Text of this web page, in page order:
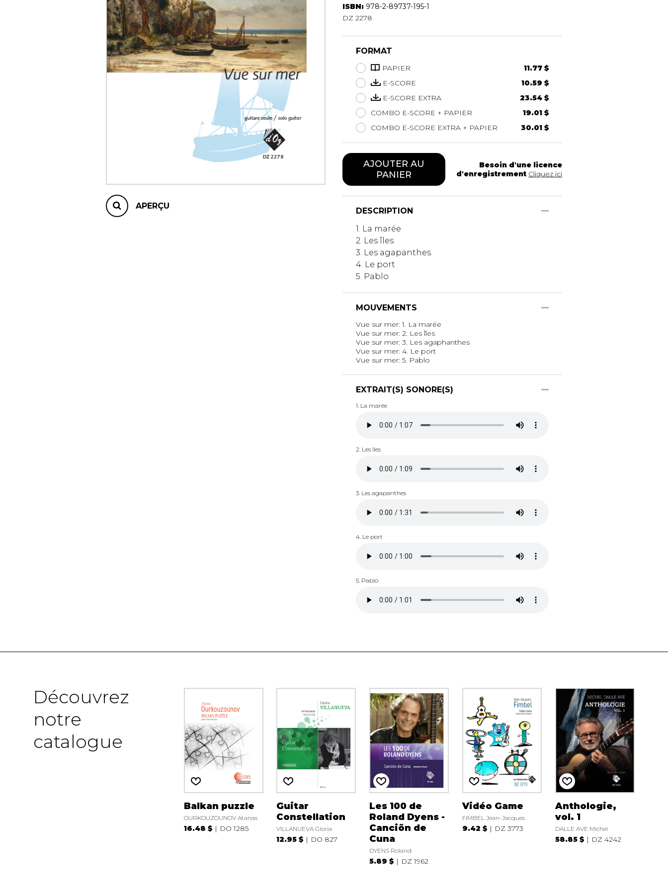
Hautbois
Luth
Percussion
Piano
Saxophone
Trompette
Tuba
Ukulélé
Voix
APERÇU
ISBN: 978-2-89737-195-1
DZ 2278
FORMAT
PAPIER
11.77 $
E-SCORE
10.59 $
E-SCORE EXTRA
23.54 $
COMBO E-SCORE + PAPIER
19.01 $
COMBO E-SCORE EXTRA + PAPIER
30.01 $
AJOUTER AU
PANIER
Besoin d'une licence
d'enregistrement Cliquez ici
DESCRIPTION
1. La marée
2. Les îles
3. Les agapanthes
4. Le port
5. Pablo
MOUVEMENTS
Vue sur mer: 1. La marée
Vue sur mer: 2. Les îles
Vue sur mer: 3. Les agaphanthes
Vue sur mer: 4. Le port
Vue sur mer: 5. Pablo
EXTRAIT(S) SONORE(S)
1. La marée
2. Les îles
3. Les agapanthes
4. Le port
5. Pablo
Découvrez
notre
catalogue
Balkan puzzle
OURKOUZOUNOV Atanas
16.48 $ DO 1285
Guitar
Constellation
VILLANUEVA Gloria
12.95 $ DO 827
Les 100 de
Roland Dyens -
Canciõn de
Cuna
DYENS Roland
5.89 $ DZ 1962
Vidéo Game
FIMBEL Jean-Jacques
9.42 $ DZ 3773
Anthologie,
vol. 1
DALLE AVE Michel
58.85 $ DZ 4242